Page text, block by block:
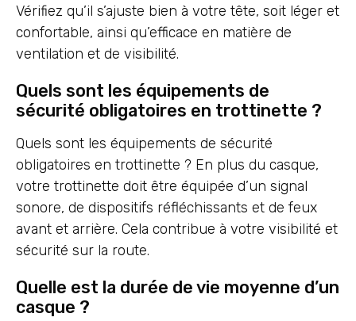
Vérifiez qu’il s’ajuste bien à votre tête, soit léger et
confortable, ainsi qu’efficace en matière de
ventilation et de visibilité.
Quels sont les équipements de
sécurité obligatoires en trottinette ?
Quels sont les équipements de sécurité
obligatoires en trottinette ? En plus du casque,
votre trottinette doit être équipée d’un signal
sonore, de dispositifs réfléchissants et de feux
avant et arrière. Cela contribue à votre visibilité et
sécurité sur la route.
Quelle est la durée de vie moyenne d’un
casque ?